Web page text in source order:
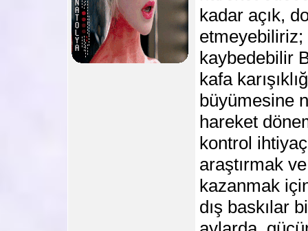
kadar açık,
etmeyebiliriz;
kaybedebilir
kafa
büyümesine
hareket
kontrol
araştırmak
kazanmak
dış baskılar